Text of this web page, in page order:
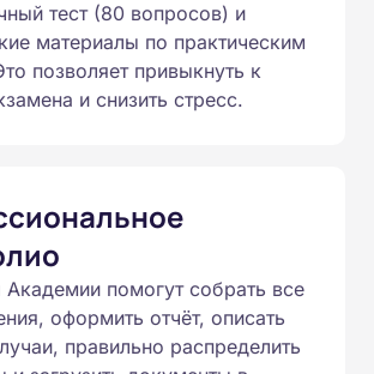
тест (80 вопросов) и
материалы по практическим
позволяет привыкнуть к
и снизить стресс.
помогут собрать все
оформить отчёт, описать
правильно распределить